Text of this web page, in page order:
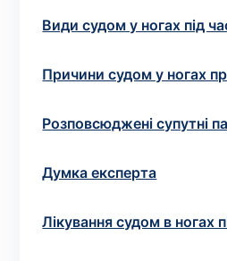
Види судом у ногах під
Причини судом у ногах
Розповсюджені супутні
Думка експерта
Лікування судом в ногах
Оформити замовлення
Якщо ви не знаєте, які
своєчасного оновлення
листа. Проте, щоб уникнути
виконання досліджень за